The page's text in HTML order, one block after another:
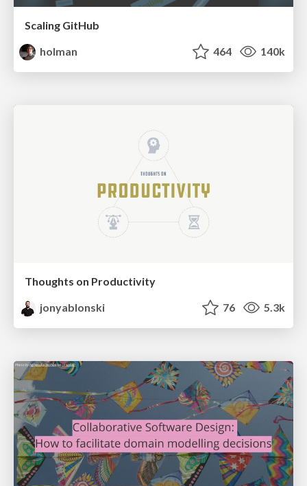
Scaling GitHub
holman
464 140k
Thoughts on Productivity
jonyablonski
76 5.3k